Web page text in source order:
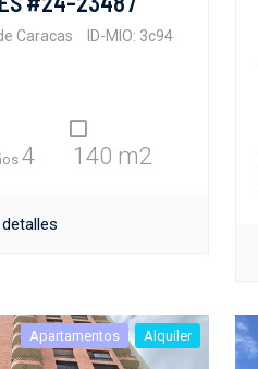
Caracas ID-MIO: 3c94
4 140 m2
Apartamentos Alquiler